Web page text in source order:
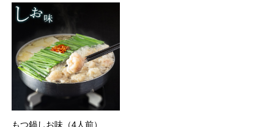
もつ鍋しお味（4人前）